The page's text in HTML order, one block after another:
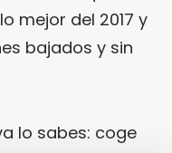
mejor del 2017 y
bajados y sin
lo sabes: coge